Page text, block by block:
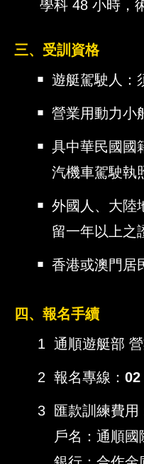
學科 48 小時，術
三、受訓資格
￭ 遊艇駕駛人：
￭ 營業用動力小
￭ 具中華民國國
汽機車駕駛執
￭ 外國人、大陸
留一年以上之
￭ 香港或澳門居
四、報名手續
1 通順遊艇部
2 報名專線： 02
3
匯款訓練費用
戶名：通順國